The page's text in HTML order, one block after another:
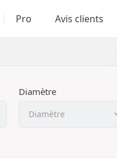
Pro Avis clients
Diamètre